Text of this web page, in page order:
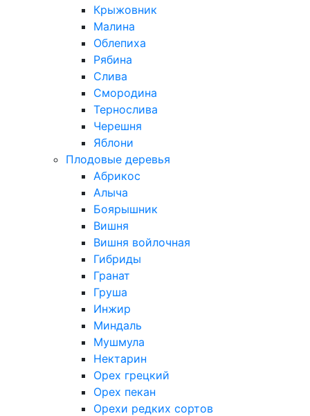
Крыжовник
Малина
Облепиха
Рябина
Слива
Смородина
Тернослива
Черешня
Яблони
Плодовые деревья
Абрикос
Алыча
Боярышник
Вишня
Вишня войлочная
Гибриды
Гранат
Груша
Инжир
Миндаль
Мушмула
Нектарин
Орех грецкий
Орех пекан
Орехи редких сортов